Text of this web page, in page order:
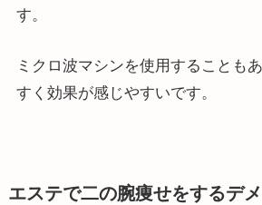
す。
ミクロ波マシンを使用することも
すく効果が感じやすいです。
エステで二の腕痩せをするデ